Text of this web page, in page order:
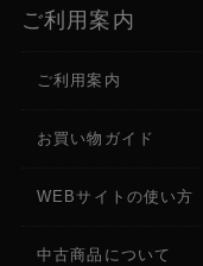
ご利用案内
ご利用案内
お買い物ガイド
WEBサイトの使い方
中古商品について